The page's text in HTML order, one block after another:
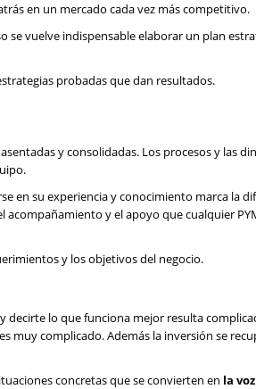
en un mercado cada vez más competitivo.
vuelve indispensable elaborar un plan
probadas que dan resultados.
y consolidadas. Los procesos y las
en su experiencia y conocimiento marca la
y el apoyo que cualquier
y los objetivos del negocio.
decirte lo que funciona mejor resulta
muy complicado. Además la inversión se
concretas que se convierten en la